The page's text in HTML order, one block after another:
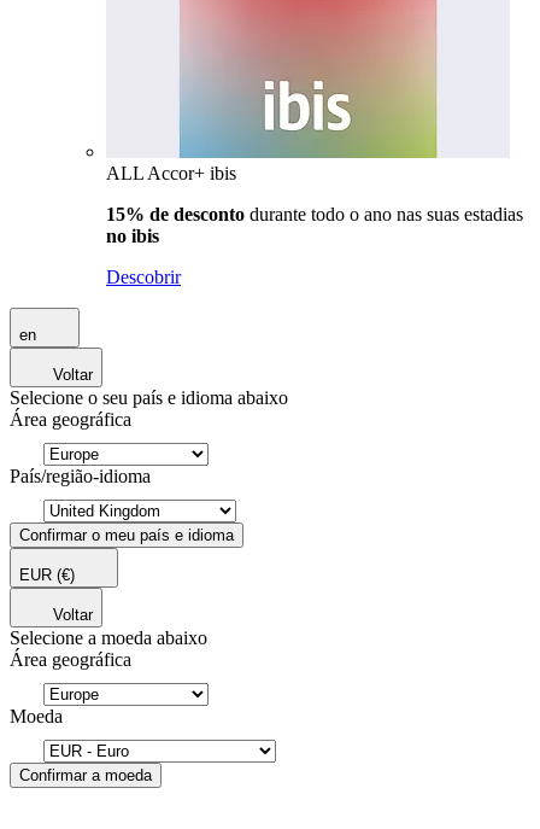
ALL Accor+ ibis
15% de desconto durante todo o ano nas suas estadias
no ibis
Descobrir
en
Voltar
Selecione o seu país e idioma abaixo
Área geográfica
País/região-idioma
Confirmar o meu país e idioma
EUR (€)
Voltar
Selecione a moeda abaixo
Área geográfica
Moeda
Confirmar a moeda